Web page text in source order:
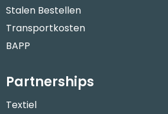
Stalen Bestellen
Transportkosten
BAPP
Partnerships
Textiel